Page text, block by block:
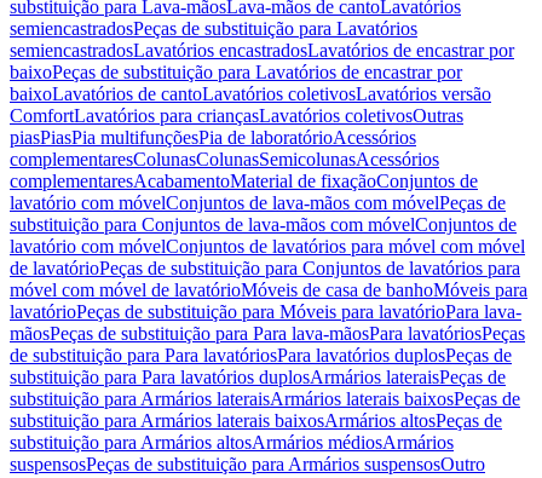
substituição para Lava-mãosLava-mãos de cantoLavatórios
semiencastradosPeças de substituição para Lavatórios
semiencastradosLavatórios encastradosLavatórios de encastrar por
baixoPeças de substituição para Lavatórios de encastrar por
baixoLavatórios de cantoLavatórios coletivosLavatórios versão
ComfortLavatórios para criançasLavatórios coletivosOutras
piasPiasPia multifunçõesPia de laboratórioAcessórios
complementaresColunasColunasSemicolunasAcessórios
complementaresAcabamentoMaterial de fixaçãoConjuntos de
lavatório com móvelConjuntos de lava-mãos com móvelPeças de
substituição para Conjuntos de lava-mãos com móvelConjuntos de
lavatório com móvelConjuntos de lavatórios para móvel com móvel
de lavatórioPeças de substituição para Conjuntos de lavatórios para
móvel com móvel de lavatórioMóveis de casa de banhoMóveis para
lavatórioPeças de substituição para Móveis para lavatórioPara lava-
mãosPeças de substituição para Para lava-mãosPara lavatóriosPeças
de substituição para Para lavatóriosPara lavatórios duplosPeças de
substituição para Para lavatórios duplosArmários lateraisPeças de
substituição para Armários lateraisArmários laterais baixosPeças de
substituição para Armários laterais baixosArmários altosPeças de
substituição para Armários altosArmários médiosArmários
suspensosPeças de substituição para Armários suspensosOutro